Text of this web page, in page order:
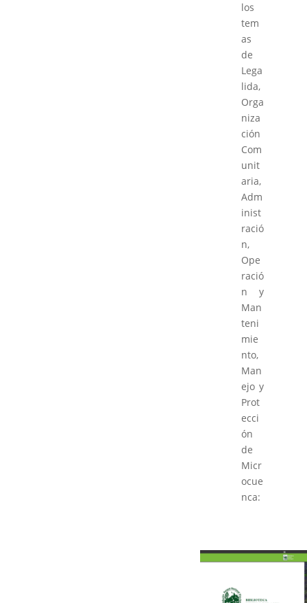
los
tem
as
de
Lega
lida,
Orga
niza
ción
Com
unit
aria,
Adm
inist
ració
n,
Ope
ració
n y
Man
teni
mie
nto,
Man
ejo y
Prot
ecci
ón
de
Micr
ocue
nca: